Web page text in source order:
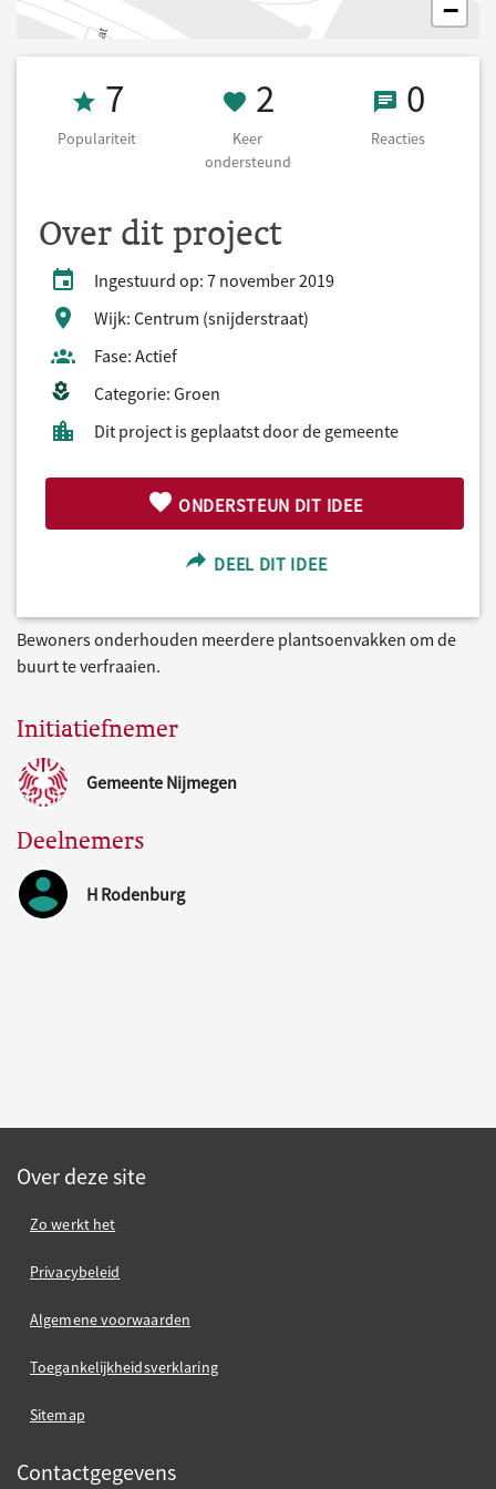
−
Populariteit 7
7
Populariteit
2 Keer
2
Keer
ondersteund
0 0
Reacties
Over dit project
Ingestuurd op: 7 november 2019
Wijk: Centrum (snijderstraat)
Fase: Actief
Categorie: Groen
Dit project is geplaatst door de gemeente
ONDERSTEUN DIT IDEE
DEEL DIT IDEE
Bewoners onderhouden meerdere plantsoenvakken om de
buurt te verfraaien.
Initiatiefnemer
Gemeente Nijmegen
Deelnemers
H Rodenburg
Over deze site
Zo werkt het
Privacybeleid
Algemene voorwaarden
Toegankelijkheidsverklaring
Sitemap
Contactgegevens